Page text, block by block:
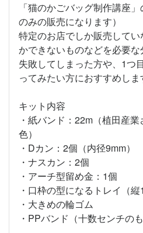
「猫のかごバッグ制作講座
のみの販売になります）
特定のお店でしか販売して
かできないものなどを必要な
失敗してしまった方や、1つ
ってみたい方におすすめしま
キット内容
・紙バンド：22m（植田産
色）
・Dカン：2個（内径9mm）
・ナスカン：2個
・アーチ型留め金：1個
・口枠の型になるトレイ（縦
・大きめの輪ゴム
・PPバンド（十数センチの